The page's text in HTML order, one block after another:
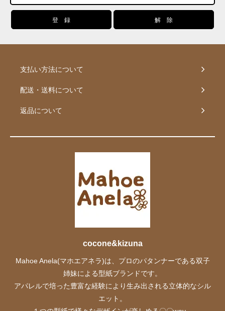
支払い方法について
配送・送料について
返品について
cocone&kizuna
Mahoe Anela(マホエアネラ)は、プロのパタンナーである双子
姉妹による型紙ブランドです。
アパレルで培った豊富な経験により生み出される立体的なシル
エット。